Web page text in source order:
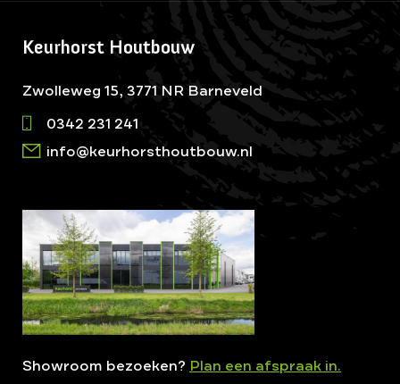
Keurhorst Houtbouw
Zwolleweg 15, 3771 NR Barneveld
0342 231 241
info@keurhorsthoutbouw.nl
Showroom bezoeken? Plan een afspraak in.